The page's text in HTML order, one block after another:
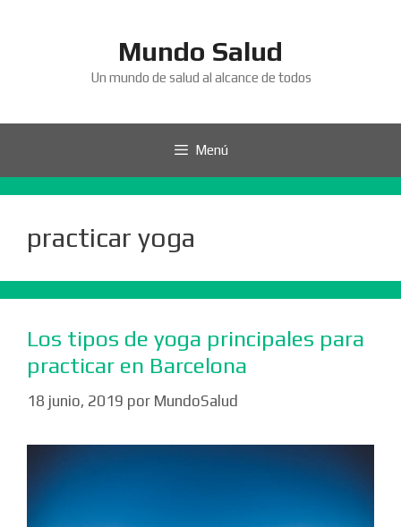
Mundo Salud
Un mundo de salud al alcance de todos
Menú
practicar yoga
Los tipos de yoga principales para
practicar en Barcelona
18 junio, 2019 por MundoSalud